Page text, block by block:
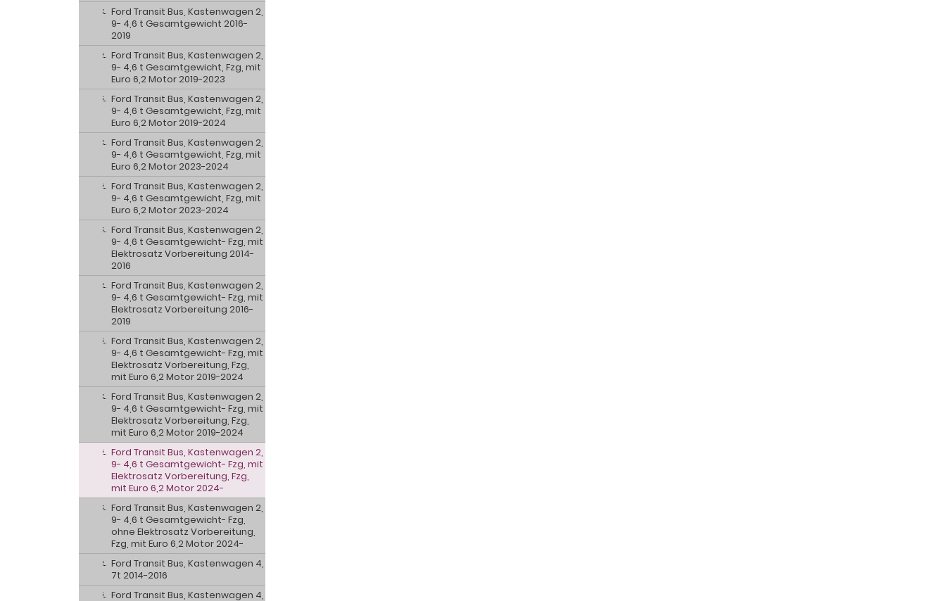
Ford Transit Bus, Kastenwagen 2,
9- 4,6 t Gesamtgewicht 2016-
2019
Ford Transit Bus, Kastenwagen 2,
9- 4,6 t Gesamtgewicht, Fzg, mit
Euro 6,2 Motor 2019-2023
Ford Transit Bus, Kastenwagen 2,
9- 4,6 t Gesamtgewicht, Fzg, mit
Euro 6,2 Motor 2019-2024
Ford Transit Bus, Kastenwagen 2,
9- 4,6 t Gesamtgewicht, Fzg, mit
Euro 6,2 Motor 2023-2024
Ford Transit Bus, Kastenwagen 2,
9- 4,6 t Gesamtgewicht, Fzg, mit
Euro 6,2 Motor 2023-2024
Ford Transit Bus, Kastenwagen 2,
9- 4,6 t Gesamtgewicht- Fzg, mit
Elektrosatz Vorbereitung 2014-
2016
Ford Transit Bus, Kastenwagen 2,
9- 4,6 t Gesamtgewicht- Fzg, mit
Elektrosatz Vorbereitung 2016-
2019
Ford Transit Bus, Kastenwagen 2,
9- 4,6 t Gesamtgewicht- Fzg, mit
Elektrosatz Vorbereitung, Fzg,
mit Euro 6,2 Motor 2019-2024
Ford Transit Bus, Kastenwagen 2,
9- 4,6 t Gesamtgewicht- Fzg, mit
Elektrosatz Vorbereitung, Fzg,
mit Euro 6,2 Motor 2019-2024
Ford Transit Bus, Kastenwagen 2,
9- 4,6 t Gesamtgewicht- Fzg, mit
Elektrosatz Vorbereitung, Fzg,
mit Euro 6,2 Motor 2024-
Ford Transit Bus, Kastenwagen 2,
9- 4,6 t Gesamtgewicht- Fzg,
ohne Elektrosatz Vorbereitung,
Fzg, mit Euro 6,2 Motor 2024-
Ford Transit Bus, Kastenwagen 4,
7t 2014-2016
Ford Transit Bus, Kastenwagen 4,